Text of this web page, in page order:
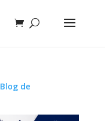
Blog de